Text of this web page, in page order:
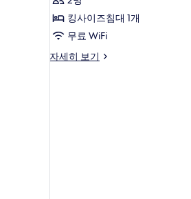
스
위
사
킹사이즈침대 1개
무료 WiFi
자세히 보기
프